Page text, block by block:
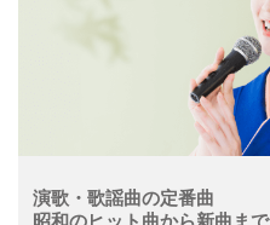
演歌・歌謡曲の定番曲
昭和のヒット曲から新曲まで